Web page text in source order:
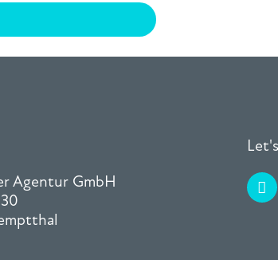
Agentur GmbH